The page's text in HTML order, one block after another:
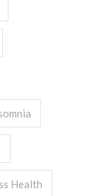
Health